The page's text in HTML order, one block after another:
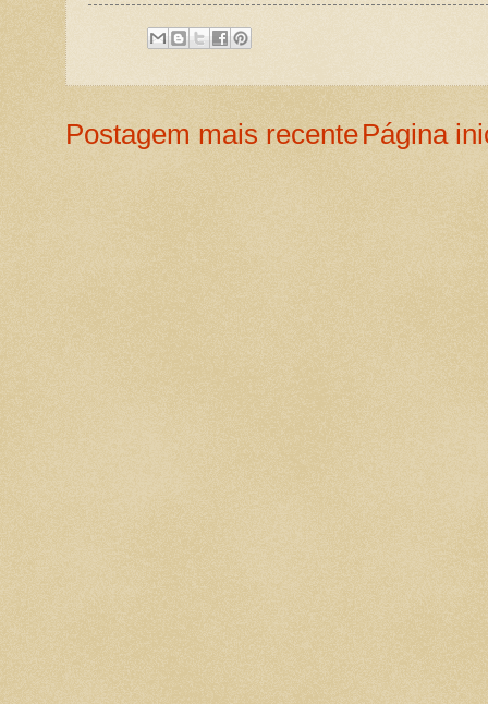
Postagem mais recentePágina